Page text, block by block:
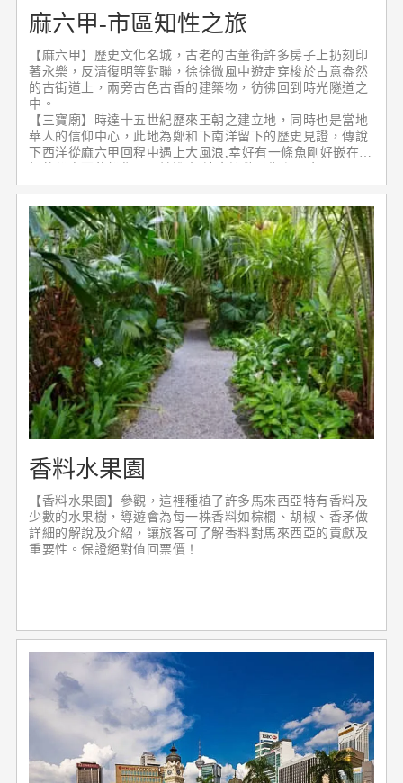
麻六甲-市區知性之旅
【麻六甲】歷史文化名城，古老的古董街許多房子上扔刻印
著永樂，反清復明等對聯，徐徐微風中遊走穿梭於古意盎然
的古街道上，兩旁古色古香的建築物，彷彿回到時光隧道之
中。
【三寶廟】時達十五世紀歷來王朝之建立地，同時也是當地
華人的信仰中心，此地為鄭和下南洋留下的歷史見證，傳說
下西洋從麻六甲回程中遇上大風浪,幸好有一條魚剛好嵌在破
【漢麗寶井】這口井是由下嫁給麻六甲蘇丹的中國公主漢麗
時地唯一水源，荷蘭人在1670年為它砌造堅固的牆壁已獨霸
這口井，它已被改為許願井；據說投擲硬幣到井裡者將會一
在地舊地重遊麻六甲。
【聖芳濟教堂】這座由法國傳教士在1849年建立的哥德塔式
教堂是在於紀念被譽為東方之使徒的聖芳濟，在16世紀為天
主教傳入東南亞做出重大貢獻。
香料水果園
【香料水果園】參觀，這裡種植了許多馬來西亞特有香料及
少數的水果樹，導遊會為每一株香料如棕櫚、胡椒、香矛做
詳細的解說及介紹，讓旅客可了解香料對馬來西亞的貢獻及
重要性。保證絕對值回票價！